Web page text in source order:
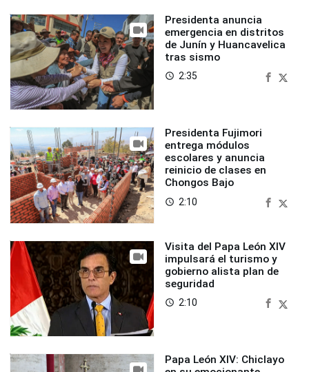
Presidenta anuncia
emergencia en distritos
de Junín y Huancavelica
tras sismo
access_time 2:35
Presidenta Fujimori
entrega módulos
escolares y anuncia
reinicio de clases en
Chongos Bajo
access_time 2:10
Visita del Papa León XIV
impulsará el turismo y
gobierno alista plan de
seguridad
access_time 2:10
Papa León XIV: Chiclayo